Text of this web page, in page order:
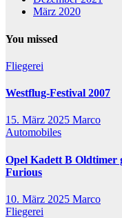
März 2020
You missed
Fliegerei
Westflug-Festival 2007
15. März 2025 Marco
Automobiles
Opel Kadett B Oldtimer
Furious
10. März 2025 Marco
Fliegerei